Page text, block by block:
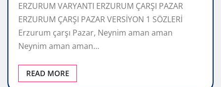
ERZURUM VARYANTI ERZURUM ÇARŞI PAZAR
ERZURUM ÇARŞI PAZAR VERSİYON 1 SÖZLERİ
Erzurum çarşı Pazar, Neynim aman aman
Neynim aman aman…
READ MORE